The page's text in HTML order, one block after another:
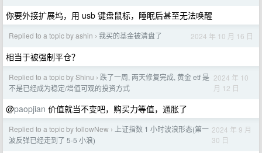
你要外接扩展坞，用 usb 键盘鼠标，睡眠后甚至无法唤醒
Replied to a topic by ashin › 我买的基金被清盘了 2024 年 10 月 16 日
相当于被强制平仓？
Replied to a topic by Shinu › 跌了一周, 两天修复完成, 黄金 etf 是
不是已经成为稳定/增值可观的投资方式
2024 年 10
月 12 日
@paopjian 价值就当不变吧，购买力等值，通胀了
Replied to a topic by followNew ›
上证指数 1 小时波浪形态(第一
波反弹已经走到了 5-5 小浪)
2024 年 9 月
30 日